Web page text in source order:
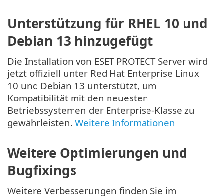
Unterstützung für RHEL 10 und
Debian 13 hinzugefügt
Die Installation von ESET PROTECT Server wird
jetzt offiziell unter Red Hat Enterprise Linux
10 und Debian 13 unterstützt, um
Kompatibilität mit den neuesten
Betriebssystemen der Enterprise-Klasse zu
gewährleisten. Weitere Informationen
Weitere Optimierungen und
Bugfixings
Weitere Verbesserungen finden Sie im